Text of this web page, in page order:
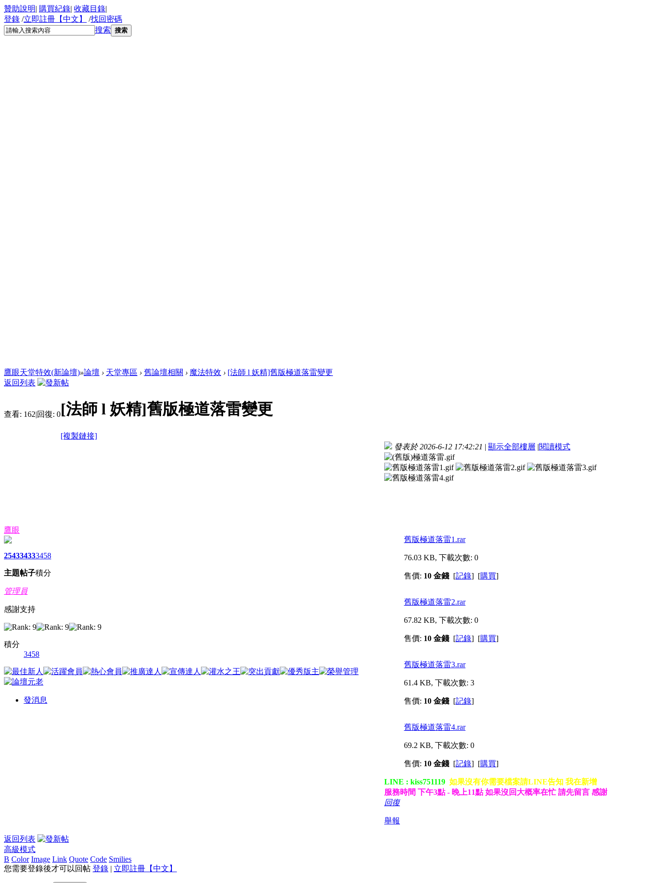
贊助說明| 購買紀錄| 收藏目錄|
登錄 /立即註冊【中文】 /找回密碼
搜索 搜索
鷹眼天堂特效(新論壇)»論壇 › 天堂專區 › 舊論壇相關 › 魔法特效 › [法師 l 妖精]舊版極道落雷變更
返回列表
查看: 162|回復: 0[法師 l 妖精]舊版極道落雷變更
[複製鏈接]
鷹眼
2543
主題
3433
帖子
3458
積分
管理員
感謝支持
積分
3458
發消息
發表於 2026-6-12 17:42:21 | 顯示全部樓層 |閱讀模式
舊版極道落雷1.rar
76.03 KB, 下載次數: 0
售價: 10 金錢 [記錄] [購買]
舊版極道落雷2.rar
67.82 KB, 下載次數: 0
售價: 10 金錢 [記錄] [購買]
舊版極道落雷3.rar
61.4 KB, 下載次數: 3
售價: 10 金錢 [記錄]
舊版極道落雷4.rar
69.2 KB, 下載次數: 0
售價: 10 金錢 [記錄] [購買]
LINE : kiss751119 如果沒有你需要檔案請LINE告知 我在新增
服務時間 下午3點 - 晚上11點 如果沒回大概率在忙 請先留言 感謝
回復
舉報
返回列表
高級模式
B Color Image Link Quote Code Smilies
您需要登錄後才可以回帖 登錄 | 立即註冊【中文】